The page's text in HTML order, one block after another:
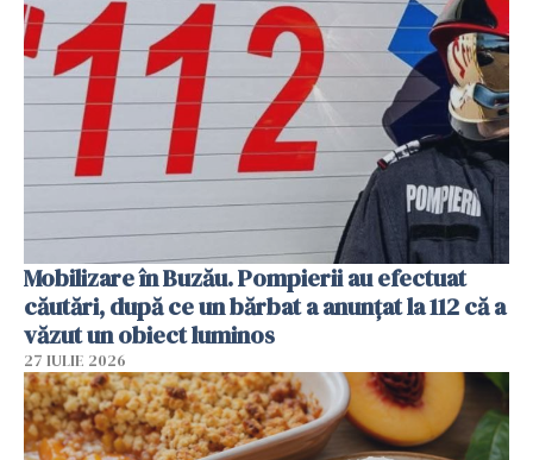
Mobilizare în Buzău. Pompierii au efectuat
căutări, după ce un bărbat a anunțat la 112 că a
văzut un obiect luminos
27 IULIE 2026